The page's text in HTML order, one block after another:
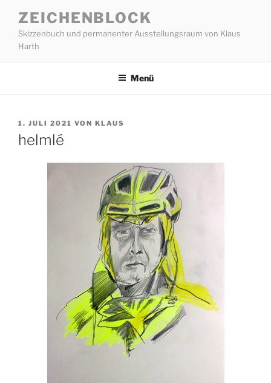
Inhalt
springen
ZEICHENBLOCK
Skizzenbuch und permanenter Ausstellungsraum von Klaus
Harth
Menü
VERÖFFENTLICHT
AM
1. JULI 2021 VON KLAUS
helmlé